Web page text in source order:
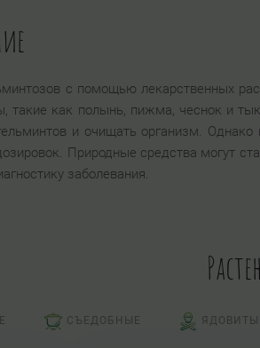
с помощью лекарственных
такие как полынь, пижма, чеснок и
и очищать организм.
Природные средства могут
заболевания.
СЪЕДОБНЫЕ